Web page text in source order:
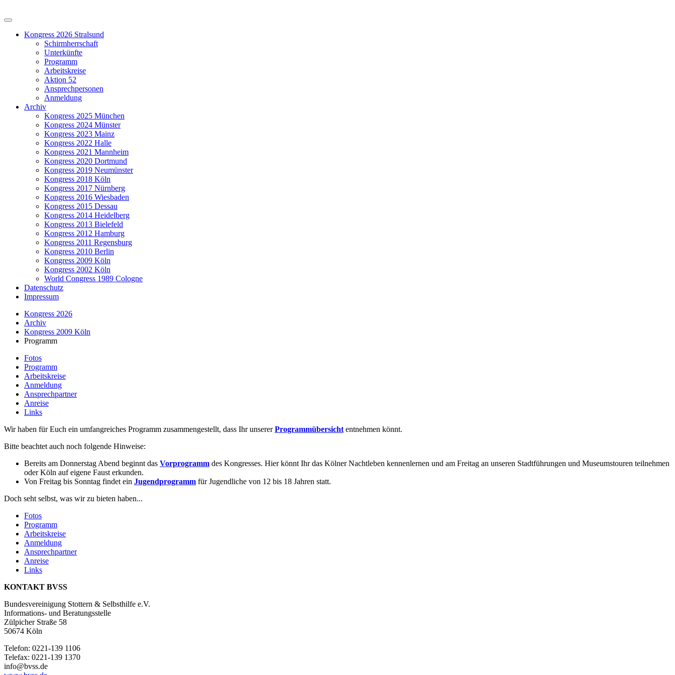
Kongress 2026 Stralsund
Schirmherrschaft
Unterkünfte
Programm
Arbeitskreise
Aktion 52
Ansprechpersonen
Anmeldung
Archiv
Kongress 2025 München
Kongress 2024 Münster
Kongress 2023 Mainz
Kongress 2022 Halle
Kongress 2021 Mannheim
Kongress 2020 Dortmund
Kongress 2019 Neumünster
Kongress 2018 Köln
Kongress 2017 Nürnberg
Kongress 2016 Wiesbaden
Kongress 2015 Dessau
Kongress 2014 Heidelberg
Kongress 2013 Bielefeld
Kongress 2012 Hamburg
Kongress 2011 Regensburg
Kongress 2010 Berlin
Kongress 2009 Köln
Kongress 2002 Köln
World Congress 1989 Cologne
Datenschutz
Impressum
Kongress 2026
Archiv
Kongress 2009 Köln
Programm
Fotos
Programm
Arbeitskreise
Anmeldung
Ansprechpartner
Anreise
Links
Wir haben für Euch ein umfangreiches Programm zusammengestellt, dass Ihr unsererProgrammübersicht entnehmen könnt.
Bitte beachtet auch noch folgende Hinweise:
Bereits am Donnerstag Abend beginnt das Vorprogramm des Kongresses. Hier könnt Ihr das Kölner Nachtleben kennenlernen und am Freitag an unseren Stadtführungen und Museumstouren teilnehmen
oder Köln auf eigene Faust erkunden.
Von Freitag bis Sonntag findet ein Jugendprogramm für Jugendliche von 12 bis 18 Jahren statt.
Doch seht selbst, was wir zu bieten haben...
Fotos
Programm
Arbeitskreise
Anmeldung
Ansprechpartner
Anreise
Links
KONTAKT BVSS
Bundesvereinigung Stottern & Selbsthilfe e.V.
Informations- und Beratungsstelle
Zülpicher Straße 58
50674 Köln
Telefon: 0221-139 1106
Telefax: 0221-139 1370
info@bvss.de